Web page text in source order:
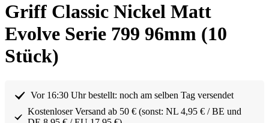
Griff Classic Nickel Matt
Evolve Serie 799 96mm (10
Stück)
Vor 16:30 Uhr bestellt: noch am selben Tag versendet
Kostenloser Versand ab 50 € (sonst: NL 4,95 € / BE und